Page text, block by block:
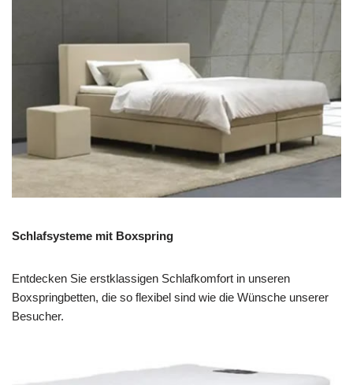
Schlafsysteme mit Boxspring
Entdecken Sie erstklassigen Schlafkomfort in unseren
Boxspringbetten, die so flexibel sind wie die Wünsche unserer
Besucher.